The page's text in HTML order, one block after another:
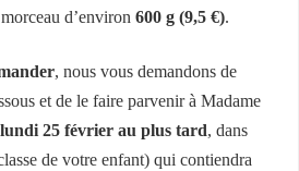
d’environ600 g (9,5 €).
, nous vous demandons de
et de le faire parvenir à Madame
25 février au plus tard, dans
de votre enfant) qui contiendra